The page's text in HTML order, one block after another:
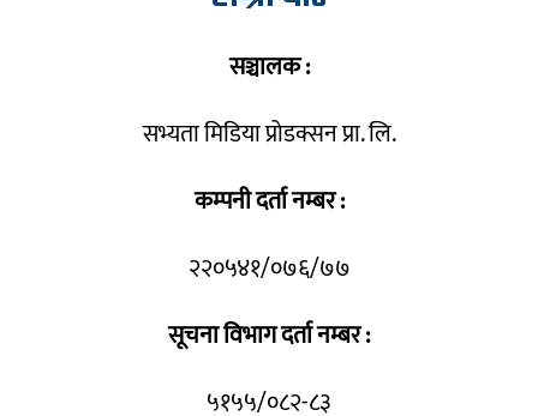
सञ्चालक :
सभ्यता मिडिया प्रोडक्सन प्रा. लि.
कम्पनी दर्ता नम्बर :
२२०५४१/०७६/७७
सूचना विभाग दर्ता नम्बर :
५१५५/०८२-८३